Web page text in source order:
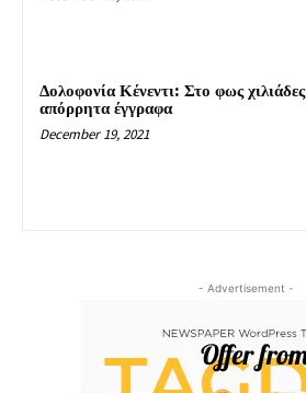
Δολοφονία Κένεντι: Στο φως χιλιάδες
απόρρητα έγγραφα
December 19, 2021
- Advertisement -